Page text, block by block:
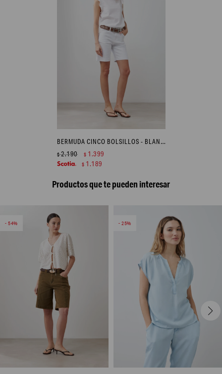
BERMUDA CINCO BOLSILLOS - BLANCO
$2.190 $ 1.399
$ 1.189
Productos que te pueden interesar
54 25